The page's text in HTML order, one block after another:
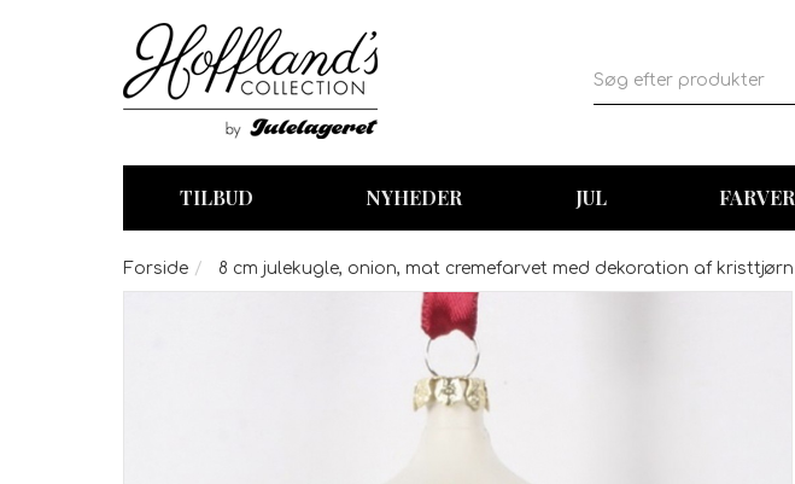
TILBUD NYHEDER JUL FARVER
Forside 8 cm julekugle, onion, mat cremefarvet med dekoration af kristtjørn